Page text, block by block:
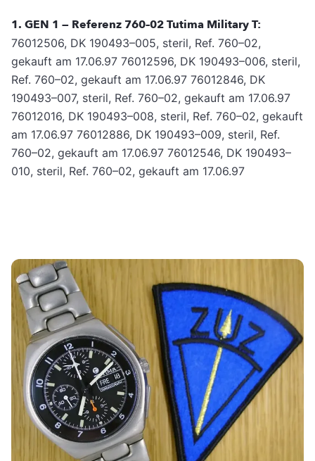
1. GEN 1 — Referenz 760–02 Tutima Military T:
76012506, DK 190493–005, steril, Ref. 760–02,
gekauft am 17.06.97 76012596, DK 190493–006, steril,
Ref. 760–02, gekauft am 17.06.97 76012846, DK
190493–007, steril, Ref. 760–02, gekauft am 17.06.97
76012016, DK 190493–008, steril, Ref. 760–02, gekauft
am 17.06.97 76012886, DK 190493–009, steril, Ref.
760–02, gekauft am 17.06.97 76012546, DK 190493–
010, steril, Ref. 760–02, gekauft am 17.06.97